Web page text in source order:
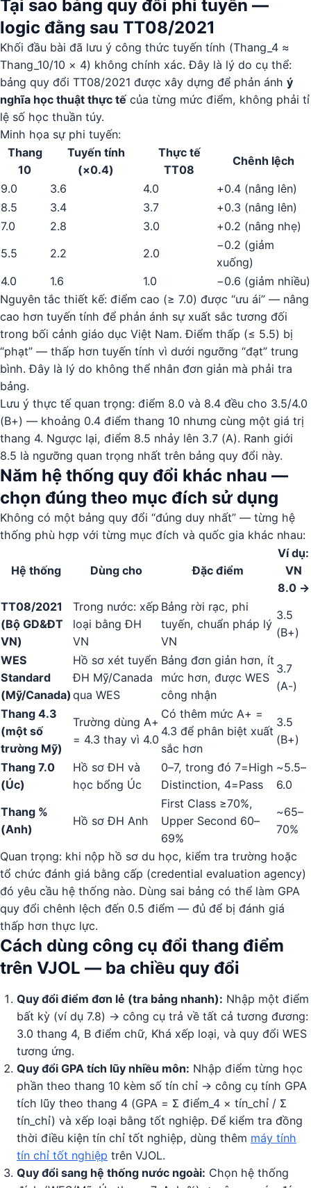
Tại sao bảng quy đổi phi tuyến —
logic đằng sau TT08/2021
Khối đầu bài đã lưu ý công thức tuyến tính (Thang_4 ≈
Thang_10/10 × 4) không chính xác. Đây là lý do cụ thể:
bảng quy đổi TT08/2021 được xây dựng để phản ánh ý
nghĩa học thuật thực tế của từng mức điểm, không phải tỉ
lệ số học thuần túy.
Minh họa sự phi tuyến:
Thang
10
Tuyến tính
(×0.4)
Thực tế
TT08
Chênh lệch
9.0
3.6 4.0
+0.4 (nâng lên)
8.5
3.4 3.7
+0.3 (nâng lên)
7.0
2.8 3.0
+0.2 (nâng nhẹ)
5.5
2.2 2.0
−0.2 (giảm
xuống)
4.0
1.6 1.0
−0.6 (giảm nhiều)
Nguyên tắc thiết kế: điểm cao (≥ 7.0) được “ưu ái” — nâng
cao hơn tuyến tính để phản ánh sự xuất sắc tương đối
trong bối cảnh giáo dục Việt Nam. Điểm thấp (≤ 5.5) bị
“phạt” — thấp hơn tuyến tính vì dưới ngưỡng “đạt” trung
bình. Đây là lý do không thể nhân đơn giản mà phải tra
bảng.
Lưu ý thực tế quan trọng: điểm 8.0 và 8.4 đều cho 3.5/4.0
(B+) — khoảng 0.4 điểm thang 10 nhưng cùng một giá trị
thang 4. Ngược lại, điểm 8.5 nhảy lên 3.7 (A). Ranh giới
8.5 là ngưỡng quan trọng nhất trên bảng quy đổi này.
Năm hệ thống quy đổi khác nhau —
chọn đúng theo mục đích sử dụng
Không có một bảng quy đổi “đúng duy nhất” — từng hệ
thống phù hợp với từng mục đích và quốc gia khác nhau:
Hệ thống Dùng cho Đặc điểm
Ví dụ:
VN
8.0 →
TT08/2021
(Bộ GD&ĐT
VN)
Trong nước: xếp
loại bằng ĐH
VN
Bảng rời rạc, phi
tuyến, chuẩn pháp lý
VN
3.5
(B+)
WES
Standard
(Mỹ/Canada)
Hồ sơ xét tuyển
ĐH Mỹ/Canada
qua WES
Bảng đơn giản hơn, ít
mức hơn, được WES
công nhận
3.7
(A-)
Thang 4.3
(một số
trường Mỹ)
Trường dùng A+
= 4.3 thay vì 4.0
Có thêm mức A+ =
4.3 để phân biệt xuất
sắc hơn
3.5
(B+)
Thang 7.0
(Úc)
Hồ sơ ĐH và
học bổng Úc
0–7, trong đó 7=High
Distinction, 4=Pass
~5.5–
6.0
Thang %
(Anh)
Hồ sơ ĐH Anh
First Class ≥70%,
Upper Second 60–
69%
~65–
70%
Quan trọng: khi nộp hồ sơ du học, kiểm tra trường hoặc
tổ chức đánh giá bằng cấp (credential evaluation agency)
đó yêu cầu hệ thống nào. Dùng sai bảng có thể làm GPA
quy đổi chênh lệch đến 0.5 điểm — đủ để bị đánh giá
thấp hơn thực lực.
Cách dùng công cụ đổi thang điểm
trên VJOL — ba chiều quy đổi
Quy đổi điểm đơn lẻ (tra bảng nhanh): Nhập một điểm
bất kỳ (ví dụ 7.8) → công cụ trả về tất cả tương đương:
3.0 thang 4, B điểm chữ, Khá xếp loại, và quy đổi WES
tương ứng.
Quy đổi GPA tích lũy nhiều môn: Nhập điểm từng học
phần theo thang 10 kèm số tín chỉ → công cụ tính GPA
tích lũy theo thang 4 (GPA = Σ điểm_4 × tín_chỉ / Σ
tín_chỉ) và xếp loại bằng tốt nghiệp. Để kiểm tra đồng
thời điều kiện tín chỉ tốt nghiệp, dùng thêm máy tính
tín chỉ tốt nghiệp trên VJOL.
Quy đổi sang hệ thống nước ngoài: Chọn hệ thống